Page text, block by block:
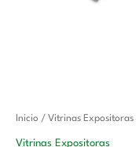
Inicio / Vitrinas Expositoras
Vitrinas Expositoras
El
Vitrina
Para